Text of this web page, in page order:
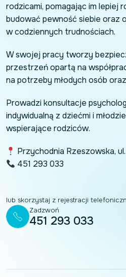
rodzicami, pomagając im lepiej
budować pewność siebie oraz
w codziennych trudnościach.
W swojej pracy tworzy
przestrzeń opartą na
na potrzeby młodych osób
Prowadzi konsultacje
indywidualną z dziećmi i
wspierające rodziców.
Przychodnia Rzeszowska,
451 293 033
lub skorzystaj z rejestracji
Zadzwoń
451 293 033